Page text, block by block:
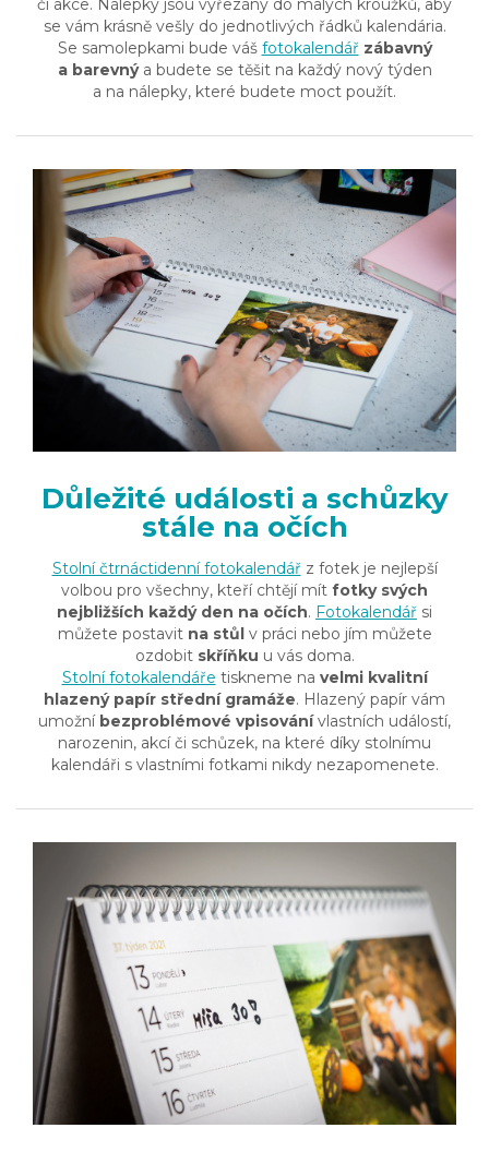
či akce. Nálepky jsou vyřezány do malých kroužků, aby
se vám krásně vešly do jednotlivých řádků kalendária.
Se samolepkami bude váš fotokalendář zábavný
a barevnýa budete se těšit na každý nový týden
a na nálepky, které budete moct použít.
Důležité události a schůzky
stále na očích
Stolní čtrnáctidenní fotokalendářz fotek je nejlepší
volbou pro všechny, kteří chtějí mít fotky svých
nejbližších každý den na očích. Fotokalendář si
můžete postavit na stůlv práci nebo jím můžete
ozdobit skříňku u vás doma.
Stolní fotokalendáře tiskneme na velmi kvalitní
hlazený papír střední gramáže. Hlazený papír vám
umožní bezproblémové vpisovánívlastních událostí,
narozenin, akcí či schůzek, na které díky stolnímu
kalendáři s vlastními fotkami nikdy nezapomenete.